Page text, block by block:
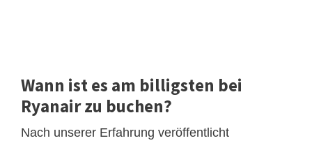
Wann ist es am billigsten bei
Ryanair zu buchen?
Nach unserer Erfahrung veröffentlicht